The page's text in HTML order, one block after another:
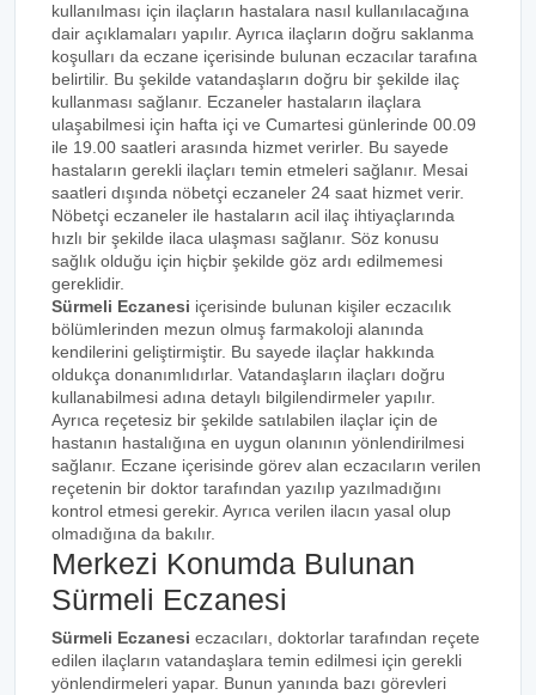
kullanılması için ilaçların hastalara nasıl kullanılacağına
dair açıklamaları yapılır. Ayrıca ilaçların doğru saklanma
koşulları da eczane içerisinde bulunan eczacılar tarafına
belirtilir. Bu şekilde vatandaşların doğru bir şekilde ilaç
kullanması sağlanır. Eczaneler hastaların ilaçlara
ulaşabilmesi için hafta içi ve Cumartesi günlerinde 00.09
ile 19.00 saatleri arasında hizmet verirler. Bu sayede
hastaların gerekli ilaçları temin etmeleri sağlanır. Mesai
saatleri dışında nöbetçi eczaneler 24 saat hizmet verir.
Nöbetçi eczaneler ile hastaların acil ilaç ihtiyaçlarında
hızlı bir şekilde ilaca ulaşması sağlanır. Söz konusu
sağlık olduğu için hiçbir şekilde göz ardı edilmemesi
gereklidir.
Sürmeli Eczanesi içerisinde bulunan kişiler eczacılık
bölümlerinden mezun olmuş farmakoloji alanında
kendilerini geliştirmiştir. Bu sayede ilaçlar hakkında
oldukça donanımlıdırlar. Vatandaşların ilaçları doğru
kullanabilmesi adına detaylı bilgilendirmeler yapılır.
Ayrıca reçetesiz bir şekilde satılabilen ilaçlar için de
hastanın hastalığına en uygun olanının yönlendirilmesi
sağlanır. Eczane içerisinde görev alan eczacıların verilen
reçetenin bir doktor tarafından yazılıp yazılmadığını
kontrol etmesi gerekir. Ayrıca verilen ilacın yasal olup
olmadığına da bakılır.
Merkezi Konumda Bulunan
Sürmeli Eczanesi
Sürmeli Eczanesi eczacıları, doktorlar tarafından reçete
edilen ilaçların vatandaşlara temin edilmesi için gerekli
yönlendirmeleri yapar. Bunun yanında bazı görevleri